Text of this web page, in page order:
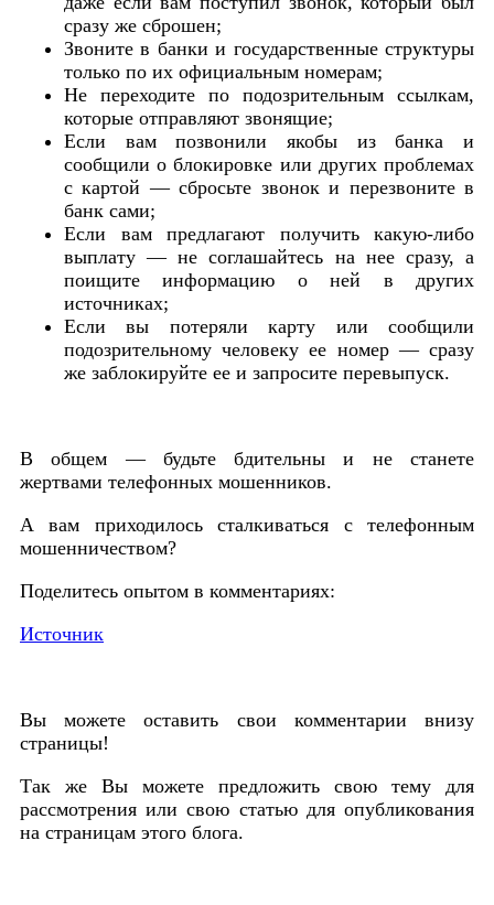
сразу же сброшен;
Звоните в банки и государственные структуры
только по их официальным номерам;
Не переходите по подозрительным ссылкам,
которые отправляют звонящие;
Если вам позвонили якобы из банка и
сообщили о блокировке или других проблемах
с картой — сбросьте звонок и перезвоните в
банк сами;
Если вам предлагают получить какую-либо
выплату — не соглашайтесь на нее сразу, а
поищите информацию о ней в других
источниках;
Если вы потеряли карту или сообщили
подозрительному человеку ее номер — сразу
же заблокируйте ее и запросите перевыпуск.
В общем — будьте бдительны и не станете
жертвами телефонных мошенников.
А вам приходилось сталкиваться с телефонным
мошенничеством?
Поделитесь опытом в комментариях:
Источник
Вы можете оставить свои комментарии внизу
страницы!
Так же Вы можете предложить свою тему для
рассмотрения или свою статью для опубликования
на страницам этого блога.